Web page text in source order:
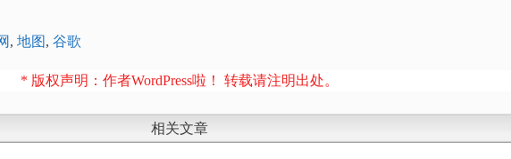
, 地图 , 谷歌
* 版权声明：作者WordPress啦！ 转载请注明出处。
相关文章